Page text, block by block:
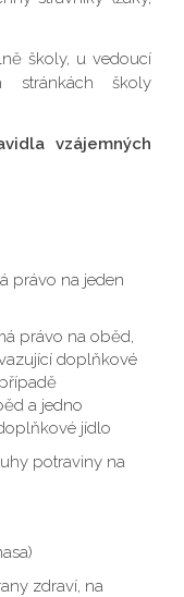
školy, u vedoucí
školy
vzájemných
právo na jeden
právo na oběd,
doplňkové
a jedno
jídlo
potraviny na
zdraví, na